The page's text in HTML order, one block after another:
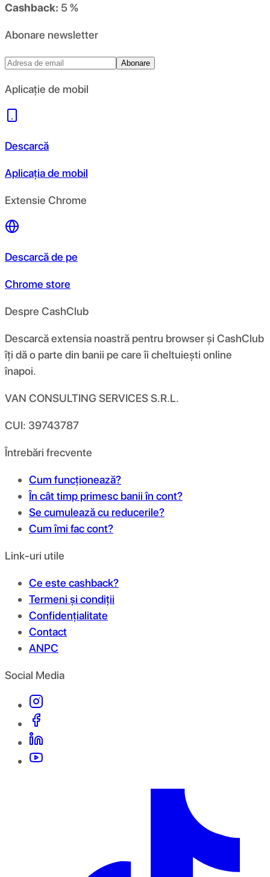
Cashback: 5 %
Abonare newsletter
Abonare
Aplicație de mobil
Descarcă
Aplicația de mobil
Extensie Chrome
Descarcă de pe
Chrome store
Despre CashClub
Descarcă extensia noastră pentru browser și CashClub
îți dă o parte din banii pe care îi cheltuiești online
înapoi.
VAN CONSULTING SERVICES S.R.L.
CUI: 39743787
Întrebări frecvente
Cum funcționează?
În cât timp primesc banii în cont?
Se cumulează cu reducerile?
Cum îmi fac cont?
Link-uri utile
Ce este cashback?
Termeni și condiții
Confidențialitate
Contact
ANPC
Social Media